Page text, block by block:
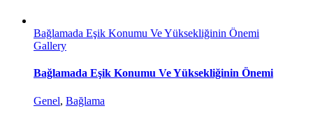
Bağlamada Eşik Konumu Ve Yüksekliğinin Önemi
Gallery
Bağlamada Eşik Konumu Ve Yüksekliğinin Önemi
Genel, Bağlama